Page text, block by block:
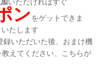
ンをゲットできま
たします
いただいた後、おまけ機
えてください、こちらが